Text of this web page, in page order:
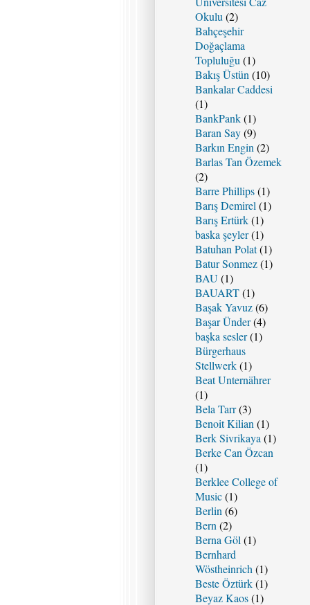
Okulu (2)
Bahçeşehir
Doğaçlama
Topluluğu (1)
Bakış Üstün (10)
Bankalar Caddesi
(1)
BankPank(1)
Baran Say(9)
Barkın Engin (2)
Barlas Tan Özemek
(2)
Barre Phillips(1)
Barış Demirel (1)
Barış Ertürk(1)
baska şeyler(1)
Batuhan Polat(1)
Batur Sonmez(1)
BAU (1)
BAUART(1)
Başak Yavuz(6)
Başar Ünder(4)
başka sesler(1)
Bürgerhaus
Stellwerk(1)
Beat Unternährer
(1)
Bela Tarr(3)
Benoit Kilian (1)
Berk Sivrikaya (1)
Berke Can Özcan
(1)
Berklee College of
Music(1)
Berlin (6)
Bern (2)
Berna Göl (1)
Bernhard
Wöstheinrich (1)
Beste Öztürk(1)
Beyaz Kaos(1)